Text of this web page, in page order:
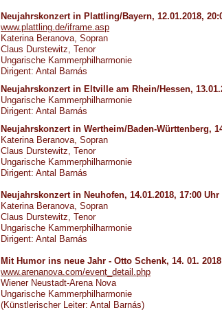
Neujahrskonzert in Plattling/Bayern, 12.01.2018,
www.plattling.de/iframe.asp
Katerina Beranova, Sopran
Claus Durstewitz, Tenor
Ungarische Kammerphilharmonie
Dirigent: Antal Barnás
Neujahrskonzert in Eltville am Rhein/Hessen,
Ungarische Kammerphilharmonie
Dirigent: Antal Barnás
Neujahrskonzert in Wertheim/Baden-Württenberg,
Katerina Beranova, Sopran
Claus Durstewitz, Tenor
Ungarische Kammerphilharmonie
Dirigent: Antal Barnás
Neujahrskonzert in Neuhofen, 14.01.2018, 17:00 Uhr
Katerina Beranova, Sopran
Claus Durstewitz, Tenor
Ungarische Kammerphilharmonie
Dirigent: Antal Barnás
Mit Humor ins neue Jahr - Otto Schenk, 14. 01. 2018
www.arenanova.com/event_detail.php
Wiener Neustadt-Arena Nova
Ungarische Kammerphilharmonie
(Künstlerischer Leiter: Antal Barnás)